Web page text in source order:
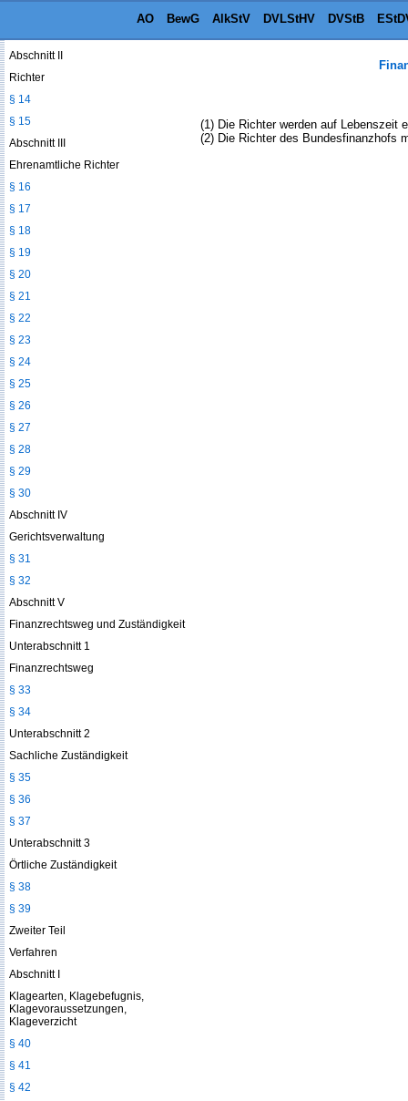
AO BewG AlkStV DVLStHV DVStB
(1) Die Richter werden auf Lebenszeit
(2) Die Richter des Bundesfinanzhofs
Abschnitt II
Richter
§ 14
§ 15
Abschnitt III
Ehrenamtliche Richter
§ 16
§ 17
§ 18
§ 19
§ 20
§ 21
§ 22
§ 23
§ 24
§ 25
§ 26
§ 27
§ 28
§ 29
§ 30
Abschnitt IV
Gerichtsverwaltung
§ 31
§ 32
Abschnitt V
Finanzrechtsweg und Zuständigkeit
Unterabschnitt 1
Finanzrechtsweg
§ 33
§ 34
Unterabschnitt 2
Sachliche Zuständigkeit
§ 35
§ 36
§ 37
Unterabschnitt 3
Örtliche Zuständigkeit
§ 38
§ 39
Zweiter Teil
Verfahren
Abschnitt I
Klagearten, Klagebefugnis,
Klagevoraussetzungen,
Klageverzicht
§ 40
§ 41
§ 42